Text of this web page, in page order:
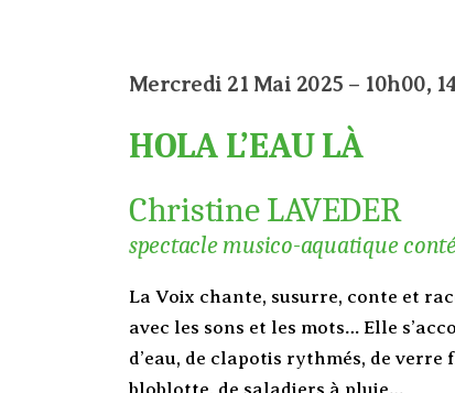
Mercredi 21 Mai 2025 – 10h00,
HOLA L’EAU LÀ
Christine LAVEDER
spectacle musico-aquatique
La Voix chante, susurre, conte et
avec les sons et les mots… Elle
d’eau, de clapotis rythmés, de verre